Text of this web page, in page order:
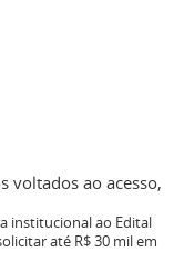
voltados ao acesso,
institucional ao Edital
até R$ 30 mil em